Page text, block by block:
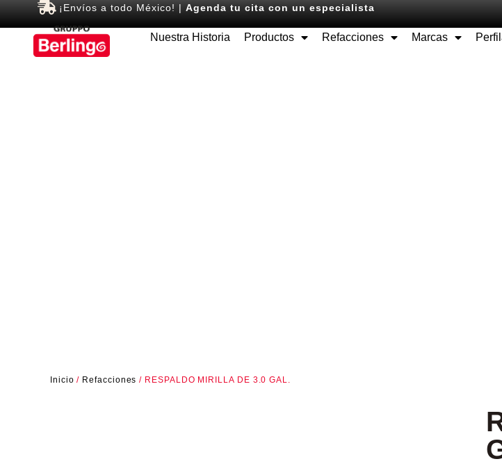
¡Envíos a todo México! | Agenda tu cita con un especialista
Nuestra Historia Productos Refacciones Marcas
Inicio / Refacciones / RESPALDO MIRILLA DE 3.0 GAL.